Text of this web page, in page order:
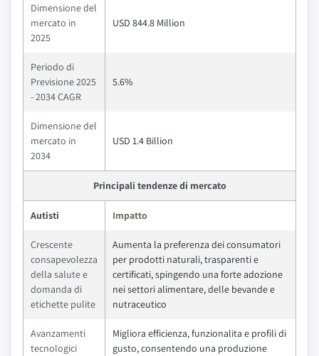
Dimensione del
mercato in
2025
USD 844.8 Million
Periodo di
Previsione 2025
- 2034 CAGR
5.6%
Dimensione del
mercato in
2034
USD 1.4 Billion
Principali tendenze di mercato
Autisti Impatto
Crescente
consapevolezza
della salute e
domanda di
etichette pulite
Aumenta la preferenza dei consumatori
per prodotti naturali, trasparenti e
certificati, spingendo una forte adozione
nei settori alimentare, delle bevande e
nutraceutico
Avanzamenti
tecnologici
Migliora efficienza, funzionalita e profili di
gusto, consentendo una produzione